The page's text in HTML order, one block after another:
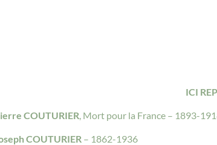
ICI
COUTURIER, Mort pour la France – 1893-
COUTURIER– 1862-1936